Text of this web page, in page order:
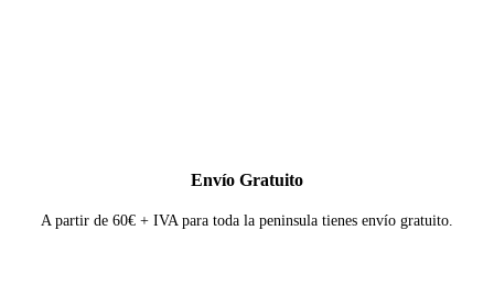
Envío Gratuito
A partir de 60€ + IVA para toda la peninsula tienes envío gratuito.